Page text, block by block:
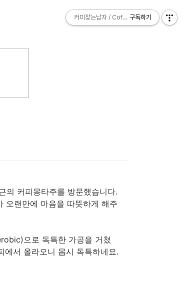
커피찾는남자 / Coffee Explorer
구독하기
의 커피몽타주를 방문했습니다.
오랜만에 마음을 따뜻하게 해주
으로 독특한 가공을 거쳤
에서 올라오니 몹시 독특하네요.
커피찾는남자 / Coffee Explorer
구독하기